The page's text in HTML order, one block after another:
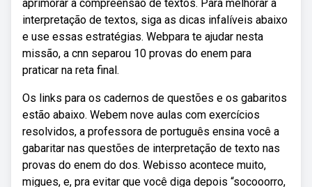
aprimorar a compreensão de textos. Para melhorar a
interpretação de textos, siga as dicas infalíveis abaixo
e use essas estratégias. Webpara te ajudar nesta
missão, a cnn separou 10 provas do enem para
praticar na reta final.
Os links para os cadernos de questões e os gabaritos
estão abaixo. Webem nove aulas com exercícios
resolvidos, a professora de português ensina você a
gabaritar nas questões de interpretação de texto nas
provas do enem do dos. Webisso acontece muito,
migues, e, pra evitar que você diga depois “socooorro,